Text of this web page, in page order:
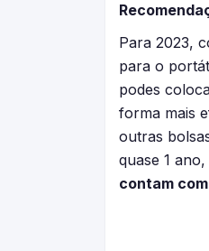
Para 2023,
para o
podes
forma mais
outras
quase 1
contam